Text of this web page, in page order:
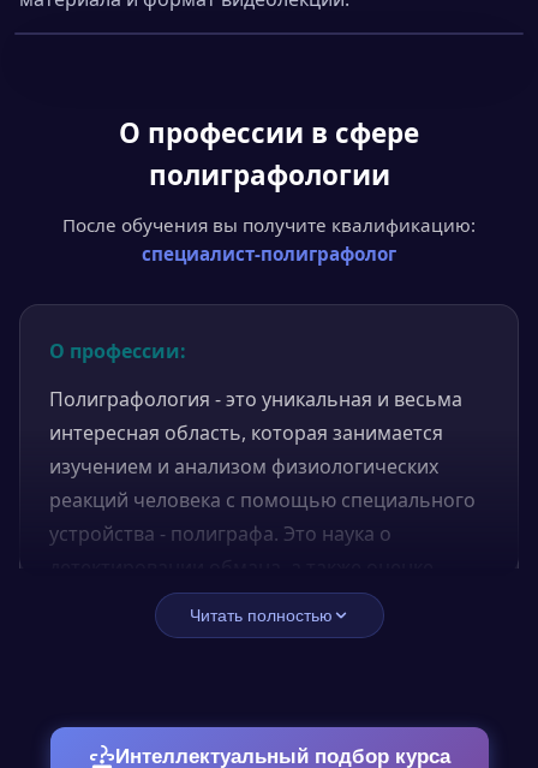
О профессии в сфере
полиграфологии
После обучения вы получите квалификацию:
специалист-полиграфолог
О профессии:
Полиграфология - это уникальная и весьма
интересная область, которая занимается
изучением и анализом физиологических
реакций человека с помощью специального
устройства - полиграфа. Это наука о
эмоционального и психологического
состояния человека. В связи с увеличением
становится все более востребованной и
Читать полностью
Интеллектуальный подбор курса